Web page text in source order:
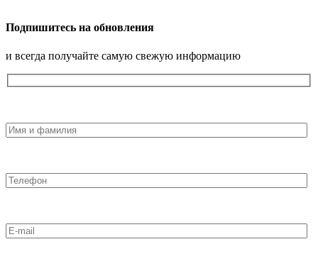
Подпишитесь на обновления
и всегда получайте самую свежую информацию